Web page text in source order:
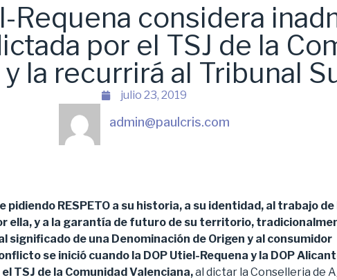
Requena considera
por el TSJ de la
la recurrirá al Tribunal
julio 23, 2019
admin@paulcris.com
pidiendo RESPETO a su historia, a su identidad, al trabajo
ella, y a la garantía de futuro de su territorio,
significado de una Denominación de Origen y al consumidor
se inició cuando la DOP Utiel-Requena y la DOP
TSJ de la Comunidad Valenciana,al dictar la Conselleria de